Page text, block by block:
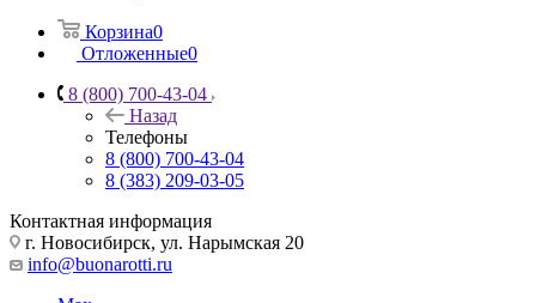
Корзина0
Отложенные0
8 (800) 700-43-04
Назад
Телефоны
8 (800) 700-43-04
8 (383) 209-03-05
Контактная информация
г. Новосибирск, ул. Нарымская 20
info@buonarotti.ru